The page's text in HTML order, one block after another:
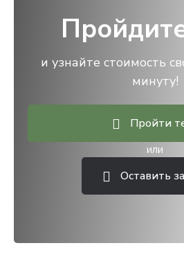
и узнайте стоимость
минуту!
Пройти
или
Оставить